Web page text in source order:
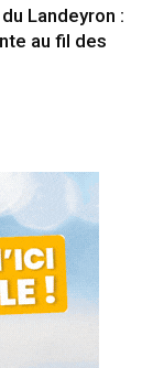
Landeyron :
au fil des